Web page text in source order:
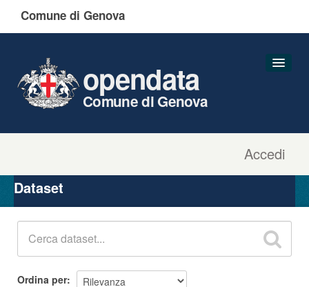
Comune di Genova
Accedi
opendata
Comune di Genova
Organizzazioni
Gruppi
Dataset
Ordina per